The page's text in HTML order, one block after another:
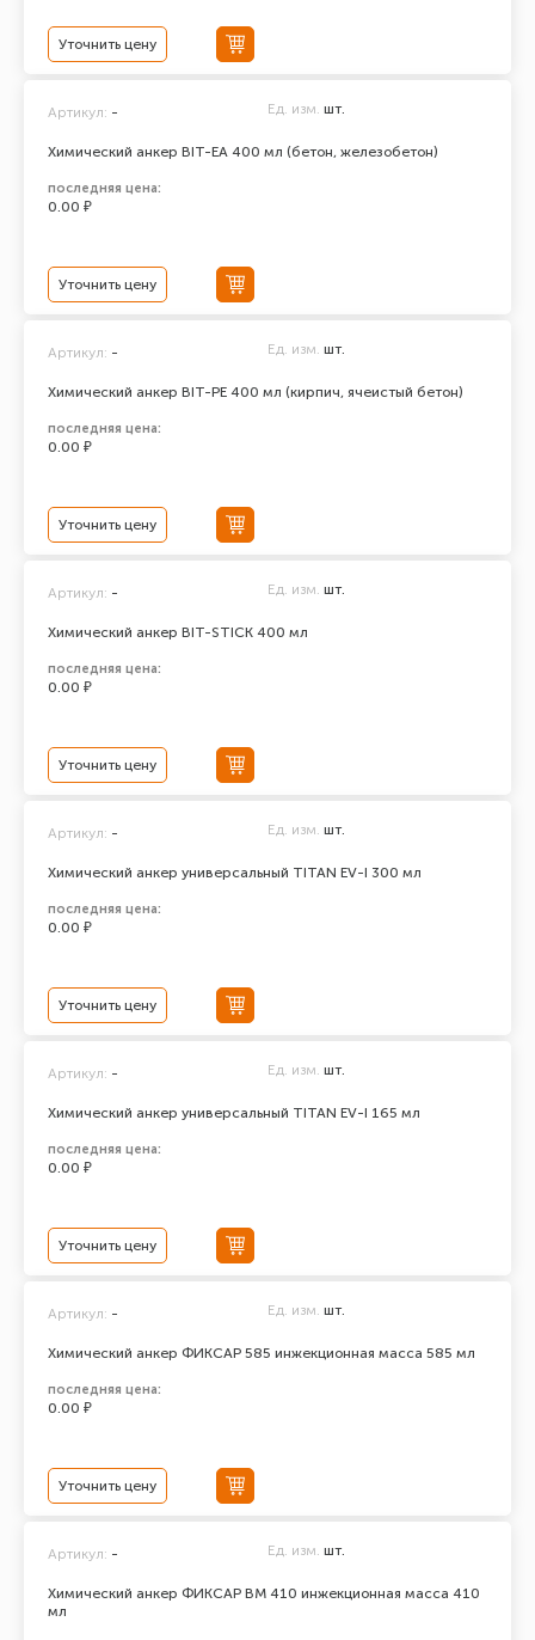
Уточнить цену
Химический анкер BIT-EA 400 мл (бетон, железобетон)
Артикул: - Ед. изм. шт.
последняя цена:
0.00 ₽
Уточнить цену
Химический анкер BIT-PE 400 мл (кирпич, ячеистый бетон)
Артикул: - Ед. изм. шт.
последняя цена:
0.00 ₽
Уточнить цену
Химический анкер BIT-STICK 400 мл
Артикул: - Ед. изм. шт.
последняя цена:
0.00 ₽
Уточнить цену
Химический анкер универсальный TITAN EV-I 300 мл
Артикул: - Ед. изм. шт.
последняя цена:
0.00 ₽
Уточнить цену
Химический анкер универсальный TITAN EV-I 165 мл
Артикул: - Ед. изм. шт.
последняя цена:
0.00 ₽
Уточнить цену
Химический анкер ФИКСАР 585 инжекционная масса 585 мл
Артикул: - Ед. изм. шт.
последняя цена:
0.00 ₽
Уточнить цену
Химический анкер ФИКСАР ВМ 410 инжекционная масса 410
мл
Артикул: - Ед. изм. шт.